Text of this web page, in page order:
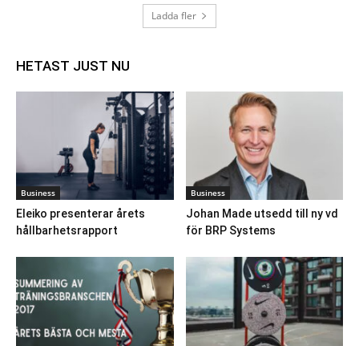
Ladda fler
HETAST JUST NU
Business
Eleiko presenterar årets
hållbarhetsrapport
Business
Johan Made utsedd till ny vd
för BRP Systems